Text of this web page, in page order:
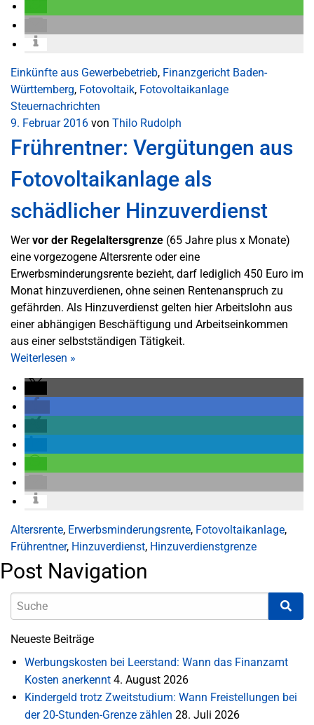
Einkünfte aus Gewerbebetrieb, Finanzgericht Baden-
Württemberg, Fotovoltaik, Fotovoltaikanlage
Steuernachrichten
9. Februar 2016 von Thilo Rudolph
Frührentner: Vergütungen aus
Fotovoltaikanlage als
schädlicher Hinzuverdienst
Wervor der Regelaltersgrenze (65 Jahre plus x Monate)
eine vorgezogene Altersrente oder eine
Erwerbsminderungsrente bezieht, darf lediglich 450 Euro im
Monat hinzuverdienen, ohne seinen Rentenanspruch zu
gefährden. Als Hinzuverdienst gelten hier Arbeitslohn aus
einer abhängigen Beschäftigung und Arbeitseinkommen
aus einer selbstständigen Tätigkeit.
Weiterlesen »
Altersrente, Erwerbsminderungsrente, Fotovoltaikanlage,
Frührentner, Hinzuverdienst, Hinzuverdienstgrenze
Post Navigation
Neueste Beiträge
Werbungskosten bei Leerstand: Wann das Finanzamt
Kosten anerkennt 4. August 2026
Kindergeld trotz Zweitstudium: Wann Freistellungen bei
der 20-Stunden-Grenze zählen 28. Juli 2026